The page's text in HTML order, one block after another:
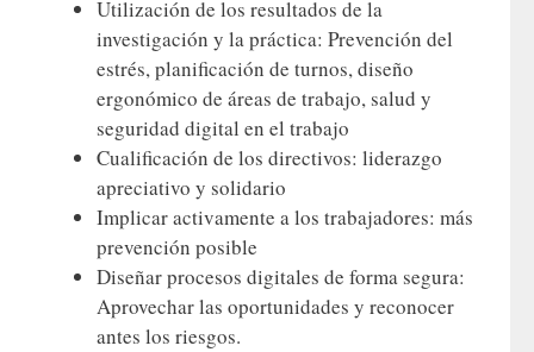
Utilización de los resultados de la
investigación y la práctica: Prevención del
estrés, planificación de turnos, diseño
ergonómico de áreas de trabajo, salud y
seguridad digital en el trabajo
Cualificación de los directivos: liderazgo
apreciativo y solidario
Implicar activamente a los trabajadores: más
prevención posible
Diseñar procesos digitales de forma segura:
Aprovechar las oportunidades y reconocer
antes los riesgos.